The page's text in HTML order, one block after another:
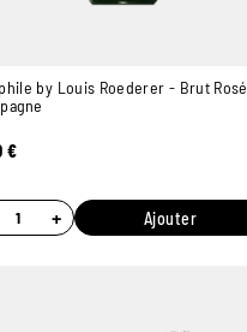
by Louis Roederer - Brut Rosé
€
+ Ajouter